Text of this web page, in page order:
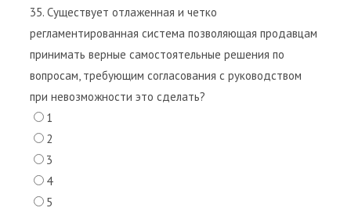
35. Существует отлаженная и четко
регламентированная система позволяющая продавцам
принимать верные самостоятельные решения по
вопросам, требующим согласования с руководством
при невозможности это сделать?
1
2
3
4
5